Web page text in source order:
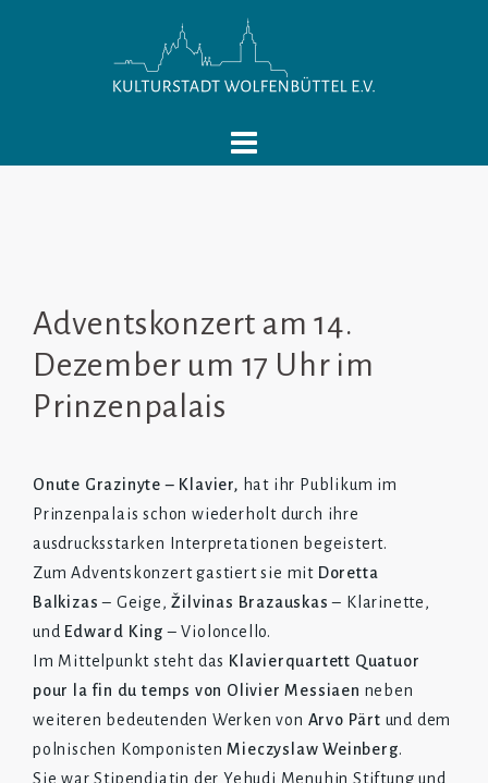
Adventskonzert am 14.
Dezember um 17 Uhr im
Prinzenpalais
Onute Grazinyte – Klavier, hat ihr Publikum im
Prinzenpalais schon wiederholt durch ihre
ausdrucksstarken Interpretationen begeistert.
Zum Adventskonzert gastiert sie mit Doretta
Balkizas – Geige,Žilvinas Brazauskas – Klarinette,
und Edward King – Violoncello.
Im Mittelpunkt steht das Klavierquartett Quatuor
pour la fin du temps von Olivier Messiaen neben
weiteren bedeutenden Werken von Arvo Pärt und dem
polnischen KomponistenMieczyslaw Weinberg.
Sie war Stipendiatin der Yehudi Menuhin Stiftung und